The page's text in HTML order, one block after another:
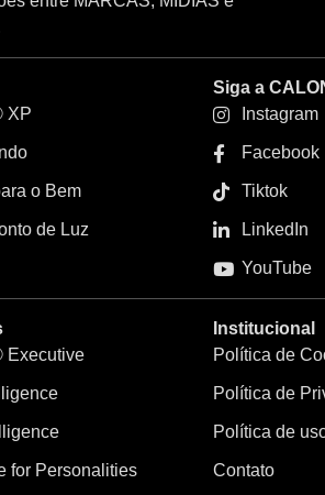
XP
o Bem
de Luz
Siga a
Instagram
Facebook
Tiktok
LinkedIn
YouTube
Executive
for Personalities
Institucional
Política de
Política de
Política de
Contato